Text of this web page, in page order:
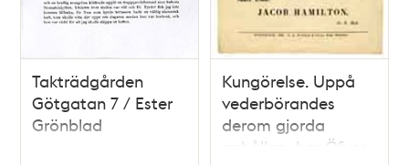
Takträdgården
Götgatan 7 / Ester
Grönblad
Kungörelse. Uppå
vederbörandes
derom gjorda
anhållan, har Öfver-